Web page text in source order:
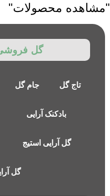
"مشاهده محصولات"
گل
تاج گل جام گل
بادکنک آرایی
گل آرایی استیج
گل